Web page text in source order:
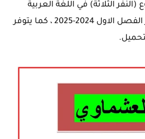
الثلاثة) في اللغة العربية
الصف الحادي عشر الفصل الاول 2024-2025 ، كما يتوفر